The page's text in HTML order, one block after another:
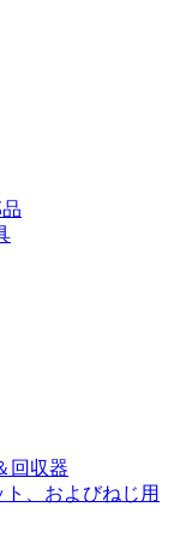
回収器
、およびねじ用